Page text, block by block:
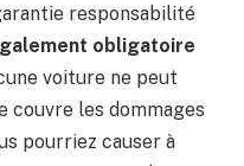
responsabilité
obligatoire
voiture ne peut
couvre les dommages
pourriez causer à